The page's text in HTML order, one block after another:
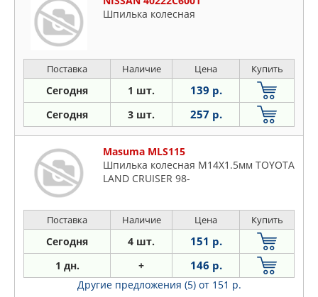
Шпилька колесная
Поставка Наличие Цена Купить
Сегодня 1 шт. 139 р.
Сегодня 3 шт. 257 р.
Masuma MLS115
Шпилька колесная M14X1.5мм TOYOTA
LAND CRUISER 98-
Поставка Наличие Цена Купить
Сегодня 4 шт. 151 р.
1 дн. + 146 р.
Другие предложения (5) от 151 р.